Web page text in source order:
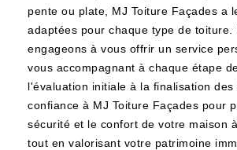
pente ou plate, MJ Toiture Façades a
adaptées pour chaque type de toiture.
engageons à vous offrir un service
vous accompagnant à chaque étape
l'évaluation initiale à la finalisation
confiance à MJ Toiture Façades pour
sécurité et le confort de votre maison
tout en valorisant votre patrimoine